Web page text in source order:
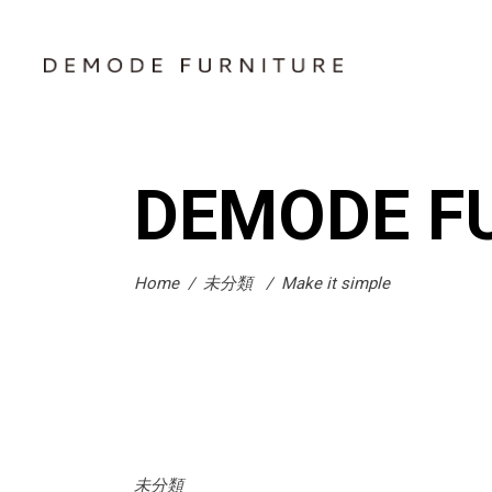
DEMODE
Home/ 未分類 / Make it simple
未分類